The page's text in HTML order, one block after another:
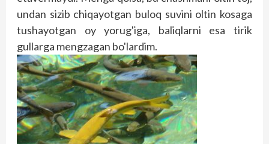
undan sizib chiqayotgan buloq suvini oltin kosaga
tushayotgan oy yorug'iga, baliqlarni esa tirik
gullarga mengzagan bo'lardim.